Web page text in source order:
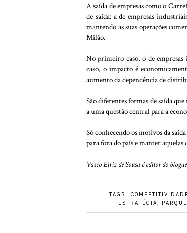
A saída de empresas como o
de saída: a de empresas
mantendo as suas operações
Milão.
No primeiro caso, o de
caso, o impacto é
aumento da dependência de
São diferentes formas de saída
a uma questão central para a
Só conhecendo os motivos da
para fora do país e manter
Vasco Eiriz de Sousa é editor do
TAGS:
ESTRATÉGIA,